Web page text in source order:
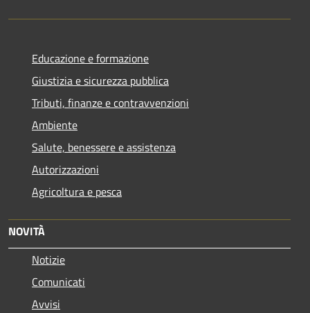
Educazione e formazione
Giustizia e sicurezza pubblica
Tributi, finanze e contravvenzioni
Ambiente
Salute, benessere e assistenza
Autorizzazioni
Agricoltura e pesca
NOVITÀ
Notizie
Comunicati
Avvisi